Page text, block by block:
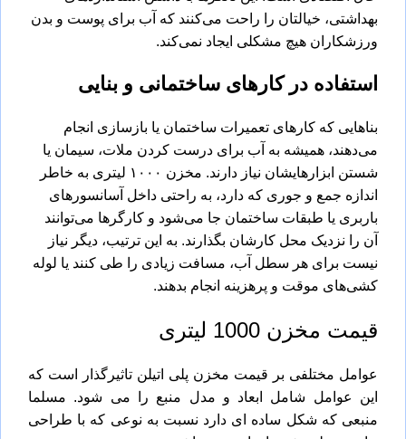
بهداشتی، خیالتان را راحت می‌کنند که آب برای پوست و بدن
ورزشکاران هیچ مشکلی ایجاد نمی‌کند.
استفاده در کارهای ساختمانی و بنایی
بناهایی که کارهای تعمیرات ساختمان یا بازسازی انجام
می‌دهند، همیشه به آب برای درست کردن ملات، سیمان یا
شستن ابزارهایشان نیاز دارند. مخزن ۱۰۰۰ لیتری به خاطر
اندازه جمع ‌و جوری که دارد، به راحتی داخل آسانسورهای
باربری یا طبقات ساختمان جا می‌شود و کارگرها می‌توانند
آن را نزدیک محل کارشان بگذارند. به این ترتیب، دیگر نیاز
نیست برای هر سطل آب، مسافت زیادی را طی کنند یا لوله
‌کشی‌های موقت و پرهزینه انجام بدهند.
قیمت مخزن 1000 لیتری
عوامل مختلفی بر قیمت مخزن پلی اتیلن تاثیرگذار است که
این عوامل شامل ابعاد و مدل منبع را می شود. مسلما
منبعی که شکل ساده ای دارد نسبت به نوعی که با طراحی